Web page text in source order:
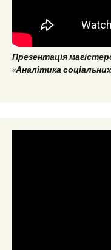
Презентація
«Аналітика